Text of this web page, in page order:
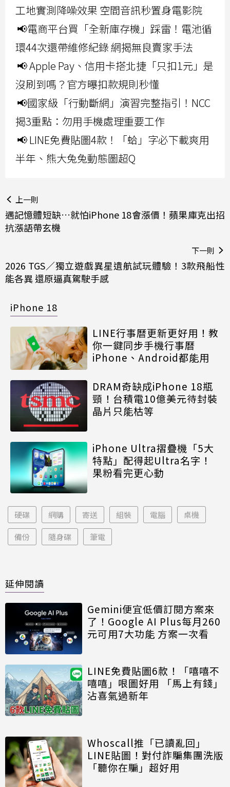
工地實測降噪效果 空間音訊秒置身電影院
📢電商平台買「全新庫存機」踩雷！電池循
環44次還帶維修紀錄 網揭無良賣家手法
📢 Apple Pay、信用卡搭北捷「只扣1元」是
沒刷到嗎？官方曝扣款規則秒懂
📢國家級「行動斷網」演習完整指引！NCC
揭3重點：勿用手機處理重要工作
📢 LINE免費貼圖4款！「蛤」字必下載爽用
半年、熊大兔兔動態圖超Q
上一則
遇記憶體短缺…就怕iPhone 18會漲價！蘋果庫克出招
抗漲語帶玄機
下一則
2026 TGS／獨立遊戲異星遺航試玩體驗！3款飛船性
能各異 還原逼真駕駛手感
iPhone 18
LINE行事曆更新更好用！教
你一鍵同步手機行事曆
iPhone、Android都能用
DRAM奇缺成iPhone 18瓶
頸！台積電10億美元待封裝
晶片只能枯等
iPhone Ultra摺疊機「5大
特點」配得起Ultra名字！
果粉看完更心動
硬碟 網購 寄送 組裝 電腦 桌機
備份 隨身碟 筆電
延伸閱讀
Gemini便宜低價訂閱方案來
了！Google AI Plus每月260
元可用7大功能 方案一次看
LINE免費貼圖6款！「嘻嘻不
嘻嘻」哏圖好用 「馬上有錢」
沾喜氣過新年
Whoscall推「已讀亂回」
LINE貼圖！對付詐騙集團洗版
「聽你在騙」超好用